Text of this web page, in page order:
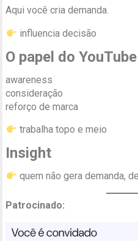
Aqui você cria demanda.
influencia decisão
O papel do YouTube
awareness
consideração
reforço de marca
trabalha topo e meio
Insight
quem não gera demanda,
Patrocinado: